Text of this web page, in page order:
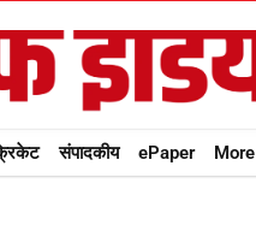
संपादकीय ePaper More